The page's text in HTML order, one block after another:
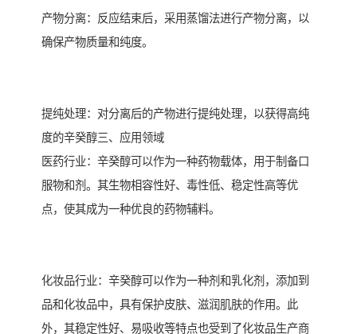
产物分离：反应结束后，采用蒸馏法进行产物分离，以
确保产物质量和纯度。
提纯处理：对分离后的产物进行提纯处理，以获得高纯
度的辛癸醇三、应用领域
医药行业：辛癸醇可以作为一种药物载体，用于制备口
服物和剂。其生物相容性好、毒性低、稳定性高等优
点，使其成为一种优良的药物辅料。
化妆品行业：辛癸醇可以作为一种剂和乳化剂，添加到
品和化妆品中，具有保护皮肤、滋润肌肤的作用。此
外，其稳定性好、易吸收等特点也受到了化妆品生产商